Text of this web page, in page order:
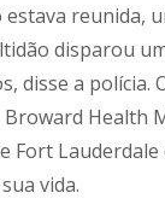
reunida,
disparou
disse a polícia.
Health
Fort
vida.